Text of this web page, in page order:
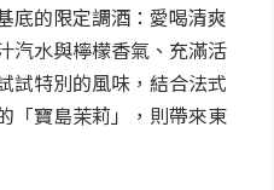
底的限定調酒：愛喝清爽
汽水與檸檬香氣、充滿活
試特別的風味，結合法式
「寶島茉莉」，則帶來東